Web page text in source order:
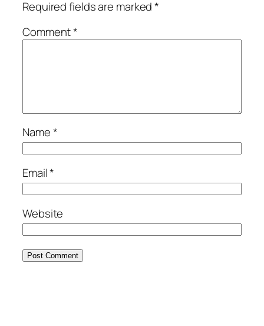
Required fields are marked*
Comment*
Name*
Email*
Website